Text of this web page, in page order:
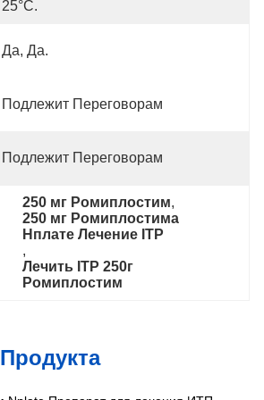
25°С.
Да, Да.
Подлежит Переговорам
Подлежит Переговорам
250 мг Ромиплостим,
250 мг Ромиплостима
Нплате Лечение ITP
,
Лечить ITP 250г
Ромиплостим